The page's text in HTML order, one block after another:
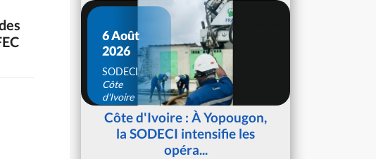
6 Août
2026
SODECI
Côte
d'Ivoire
Côte d'Ivoire : À Yopougon,
la SODECI intensifie les
opéra...